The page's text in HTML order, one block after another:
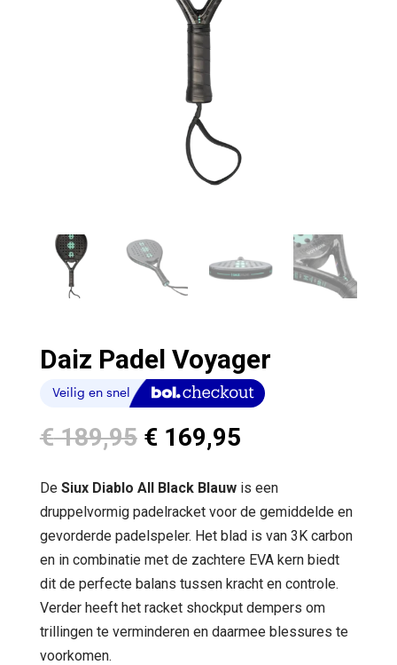
Daiz Padel Voyager
€189,95 Oorspronkelijke
was:
€ 189,95.
€169,95Huidige
is:
€ 169,95.
De Siux Diablo All Black Blauw is een
druppelvormig padelracket voor de gemiddelde en
gevorderde padelspeler. Het blad is van 3K carbon
en in combinatie met de zachtere EVA kern biedt
dit de perfecte balans tussen kracht en controle.
Verder heeft het racket shockput dempers om
trillingen te verminderen en daarmee blessures te
voorkomen.